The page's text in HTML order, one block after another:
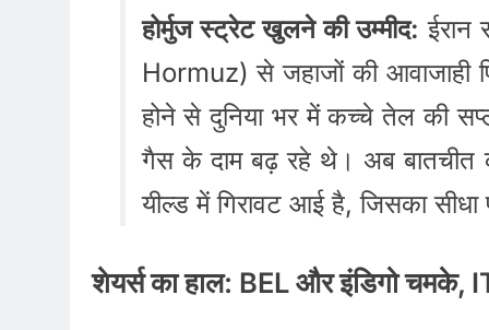
होर्मुज स्ट्रेट खुलने की उम्मीद:
Hormuz) से जहाजों की
होने से दुनिया भर में कच्चे तेल की
गैस के दाम बढ़ रहे थे। अब
यील्ड में गिरावट आई है, जिसका सीधा
शेयर्स का हाल: BEL और इंडिगो चमके,